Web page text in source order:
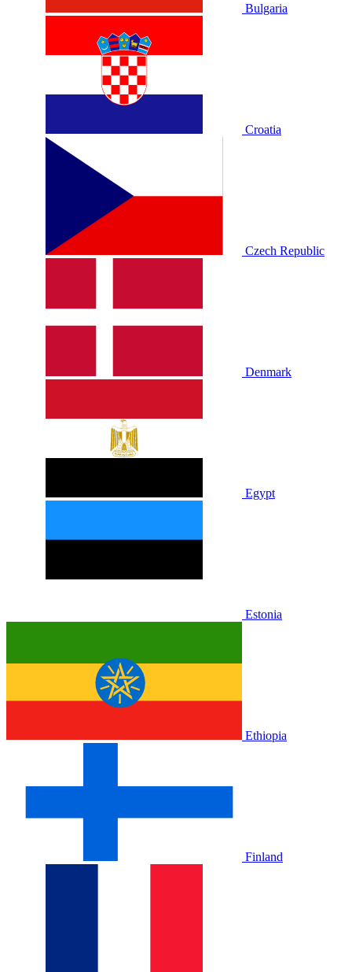
Bulgaria
Croatia
Czech Republic
Denmark
Egypt
Estonia
Ethiopia
Finland